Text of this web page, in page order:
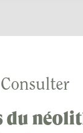
Consulter
du